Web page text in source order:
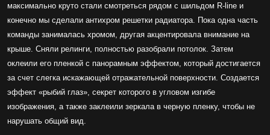
максимально круто стали смотреться рядом с шильдом R-line и
конечно мы сделали антихром решетки радиатора. Пока одна часть
команды занималась хромом, другая акцентировала внимание на
крыше. Сняли релинги, полностью разобрали потолок. Затем
оклеили его пленкой с панорамным эффектом, который достигается
за счет слегка искажающей отражательной поверхности. Создается
эффект «рыбий глаз», секрет которого в угловом изгибе
изображения, а также заклеили зеркала в черную пленку, чтобы не
нарушать общий вид.